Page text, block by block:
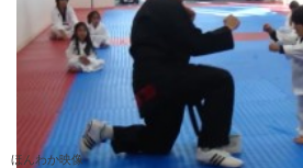
ほんわか映像